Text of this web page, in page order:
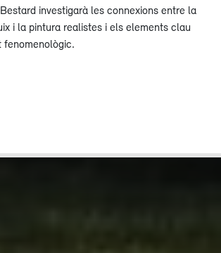
investigarà les connexions entre la
i la pintura realistes i els elements clau